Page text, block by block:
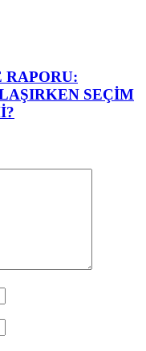
RAPORU:
SEÇİM